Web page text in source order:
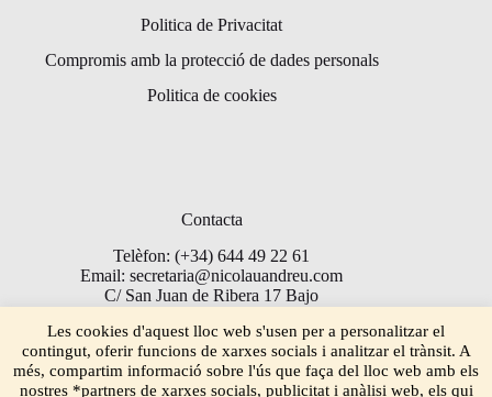
Politica de Privacitat
Compromis amb la protecció de dades personals
Politica de cookies
Contacta
Telèfon: (+34) 644 49 22 61
Email: secretaria@nicolauandreu.com
C/ San Juan de Ribera 17 Bajo
Les cookies d'aquest lloc web s'usen per a personalitzar el
contingut, oferir funcions de xarxes socials i analitzar el trànsit. A
més, compartim informació sobre l'ús que faça del lloc web amb els
nostres *partners de xarxes socials, publicitat i anàlisi web, els qui